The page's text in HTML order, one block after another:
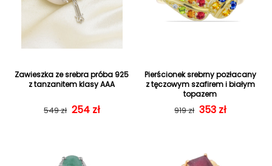
Zawieszka ze srebra próba 925
z tanzanitem klasy AAA
Cena regularna
549 zł Cena sprzedaży
254 zł
Pierścionek srebrny pozłacany
z tęczowym szafirem i białym
topazem
Cena
919 zł Cena
353 zł